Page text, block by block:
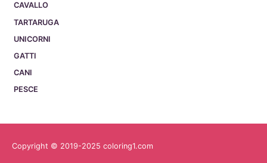
CAVALLO
TARTARUGA
UNICORNI
GATTI
CANI
PESCE
Copyright © 2019-2025 coloring1.com